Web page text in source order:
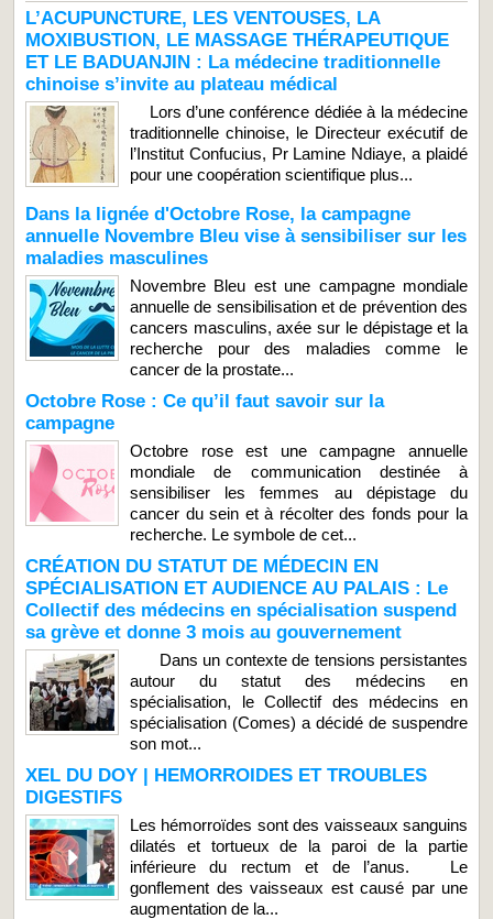
L’ACUPUNCTURE, LES VENTOUSES, LA
MOXIBUSTION, LE MASSAGE THÉRAPEUTIQUE
ET LE BADUANJIN : La médecine traditionnelle
chinoise s’invite au plateau médical
Lors d’une conférence dédiée à la médecine
traditionnelle chinoise, le Directeur exécutif de
l’Institut Confucius, Pr Lamine Ndiaye, a plaidé
pour une coopération scientifique plus...
Dans la lignée d'Octobre Rose, la campagne
annuelle Novembre Bleu vise à sensibiliser sur les
maladies masculines
Novembre Bleu est une campagne mondiale
annuelle de sensibilisation et de prévention des
cancers masculins, axée sur le dépistage et la
recherche pour des maladies comme le
cancer de la prostate...
Octobre Rose : Ce qu’il faut savoir sur la
campagne
Octobre rose est une campagne annuelle
mondiale de communication destinée à
sensibiliser les femmes au dépistage du
cancer du sein et à récolter des fonds pour la
recherche. Le symbole de cet...
CRÉATION DU STATUT DE MÉDECIN EN
SPÉCIALISATION ET AUDIENCE AU PALAIS : Le
Collectif des médecins en spécialisation suspend
sa grève et donne 3 mois au gouvernement
Dans un contexte de tensions persistantes
autour du statut des médecins en
spécialisation, le Collectif des médecins en
spécialisation (Comes) a décidé de suspendre
son mot...
XEL DU DOY | HEMORROIDES ET TROUBLES
DIGESTIFS
Les hémorroïdes sont des vaisseaux sanguins
dilatés et tortueux de la paroi de la partie
inférieure du rectum et de l’anus. Le
gonflement des vaisseaux est causé par une
augmentation de la...